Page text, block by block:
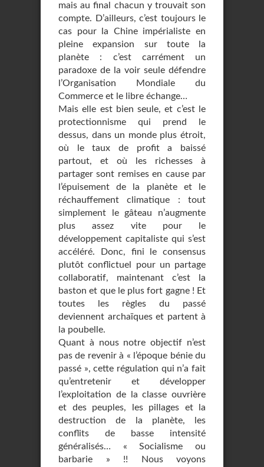
mais au final chacun y trouvait son
compte. D’ailleurs, c’est toujours le
cas pour la Chine impérialiste en
pleine expansion sur toute la
planète : c’est carrément un
paradoxe de la voir seule défendre
l’Organisation Mondiale du
Commerce et le libre échange…
Mais elle est bien seule, et c’est le
protectionnisme qui prend le
dessus, dans un monde plus étroit,
où le taux de profit a baissé
partout, et où les richesses à
partager sont remises en cause par
l’épuisement de la planète et le
réchauffement climatique : tout
simplement le gâteau n’augmente
plus assez vite pour le
développement capitaliste qui s’est
accéléré. Donc, fini le consensus
plutôt conflictuel pour un partage
collaboratif, maintenant c’est la
baston et que le plus fort gagne ! Et
toutes les règles du passé
deviennent archaïques et partent à
la poubelle.
Quant à nous notre objectif n’est
pas de revenir à « l’époque bénie du
passé », cette régulation qui n’a fait
qu’entretenir et développer
l’exploitation de la classe ouvrière
et des peuples, les pillages et la
destruction de la planète, les
conflits de basse intensité
généralisés… « Socialisme ou
barbarie » !! Nous voyons